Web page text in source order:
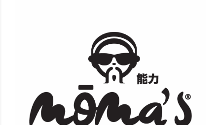
Moma's Bubble Tea Bar